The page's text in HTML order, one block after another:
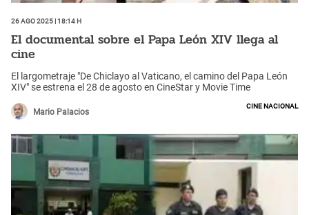
26 Ago 2025 | 18:14 h
El documental sobre el Papa León XIV llega al
cine
El largometraje "De Chiclayo al Vaticano, el camino del Papa León
XIV" se estrena el 28 de agosto en CineStar y Movie Time
Mario Palacios
Cine Nacional